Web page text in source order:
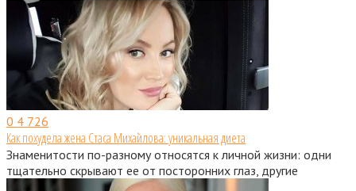
0 4 726
Как похудела жена Стаса Михайлова: уникальная диета
Знаменитости по-разному относятся к личной жизни: одни
тщательно скрывают ее от посторонних глаз, другие